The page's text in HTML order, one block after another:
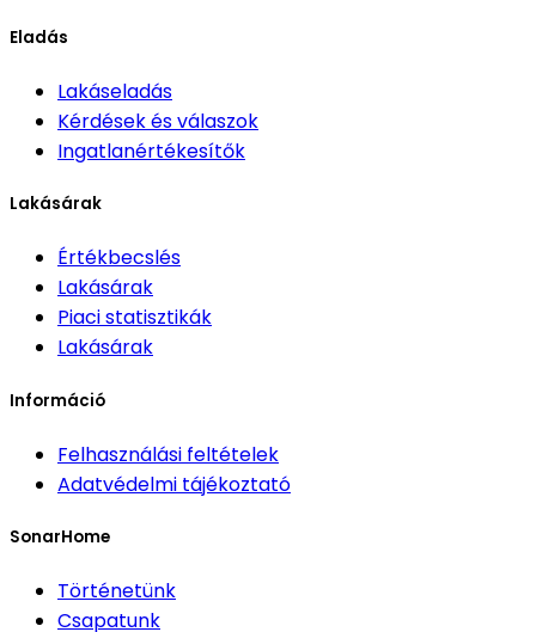
Eladás
Lakáseladás
Kérdések és válaszok
Ingatlanértékesítők
Lakásárak
Értékbecslés
Lakásárak
Piaci statisztikák
Lakásárak
Információ
Felhasználási feltételek
Adatvédelmi tájékoztató
SonarHome
Történetünk
Csapatunk